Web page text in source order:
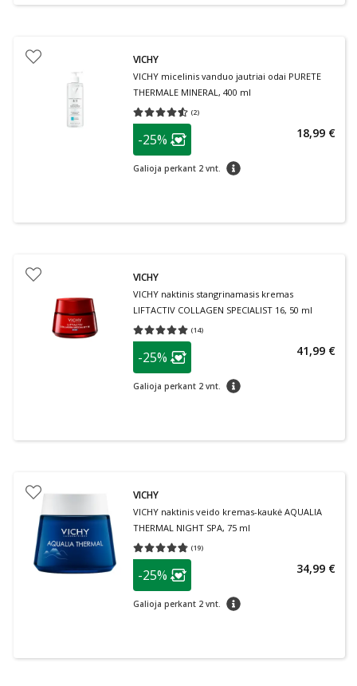
VICHY
VICHY micelinis vanduo jautriai odai PURETE
THERMALE MINERAL, 400 ml
(2)
Vidutinis įvertinimas 4.50
patarimas
Lojalumo klubo narių nuolaida
-25%
Galioja perkant 2 vnt. patarimas
18,99 €
VICHY
VICHY naktinis stangrinamasis kremas
LIFTACTIV COLLAGEN SPECIALIST 16, 50 ml
(14)
Vidutinis įvertinimas 5.00
patarimas
Lojalumo klubo narių nuolaida
-25%
Galioja perkant 2 vnt. patarimas
41,99 €
VICHY
VICHY naktinis veido kremas-kaukė AQUALIA
THERMAL NIGHT SPA, 75 ml
(19)
Vidutinis įvertinimas 4.74
patarimas
Lojalumo klubo narių nuolaida
-25%
Galioja perkant 2 vnt. patarimas
34,99 €